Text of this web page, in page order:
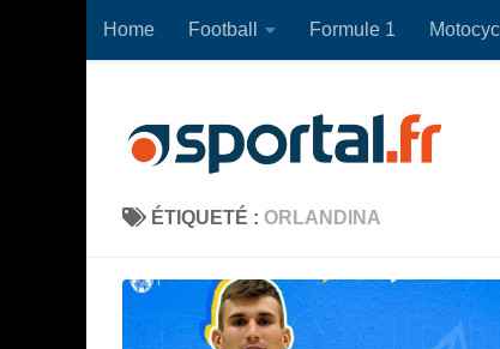
Skip to content
Home Football Formule 1
ÉTIQUETÉ : ORLANDINA